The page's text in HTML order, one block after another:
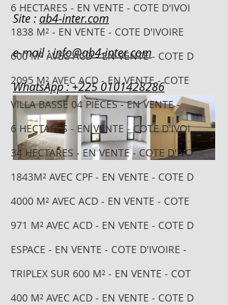
6 HECTARES - EN VENTE - COTE D'IVOI
1838 M² - EN VENTE - COTE D'IVOIRE
600 M² AVEC ACD - EN VENTE - COTE D
2095 M² AVEC ACD - EN VENTE - COTE
VILLA BASSE 04 PIÈCES - EN VENTE -
6 HECTARES - EN VENTE - COTE D'IVOI
34 HECTARES - EN VENTE - COTE D'IVO
1843M² AVEC CPF - EN VENTE - COTE D
4000 M² AVEC ACD - EN VENTE - COTE
971 M² AVEC ACD - EN VENTE - COTE D
ESPACE - EN VENTE - COTE D'IVOIRE -
TRIPLEX SUR 600 M² - EN VENTE - COT
400 M² AVEC ACD - EN VENTE - COTE D
Site : ab4-inter.com
e-mail : info@ab4-inter.com
WhatsApp : +225 0101428286